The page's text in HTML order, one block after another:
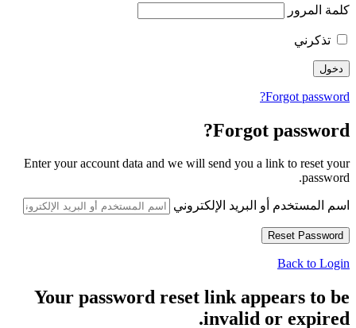
كلمة المرور
تذكرني
Forgot password?
Forgot password?
Enter your account data and we will send you a link to reset your
password.
اسم المستخدم أو البريد الإلكتروني
Back to Login
Your password reset link appears to be
invalid or expired.